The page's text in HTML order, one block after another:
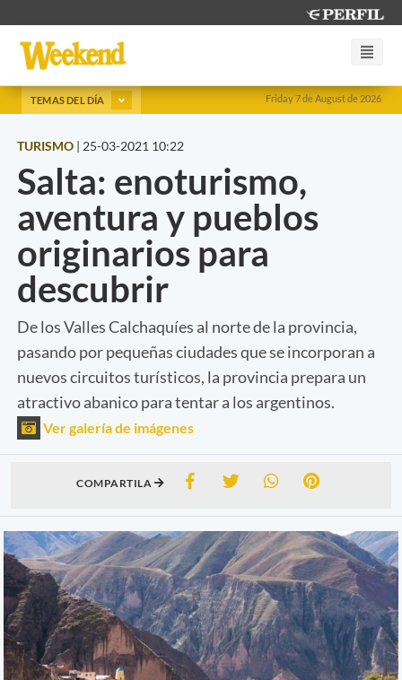
Friday 7 de August de 2026
TEMAS DEL DÍA
TURISMO | 25-03-2021 10:22
Salta: enoturismo,
aventura y pueblos
originarios para
descubrir
De los Valles Calchaquíes al norte de la provincia,
pasando por pequeñas ciudades que se incorporan a
nuevos circuitos turísticos, la provincia prepara un
atractivo abanico para tentar a los argentinos.
Ver galería de imágenes
COMPARTILA